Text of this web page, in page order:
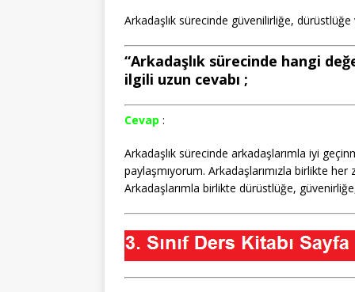
Arkadaşlık sürecinde güvenilirliğe,
“Arkadaşlık sürecinde hangi
ilgili uzun cevabı ;
Cevap :
Arkadaşlık sürecinde arkadaşlarımla iyi
paylaşmıyorum. Arkadaşlarımızla birlikte
Arkadaşlarımla birlikte dürüstlüğe,